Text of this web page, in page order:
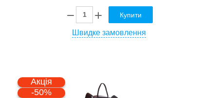
Купити
Швидке замовлення
Акція
-50%